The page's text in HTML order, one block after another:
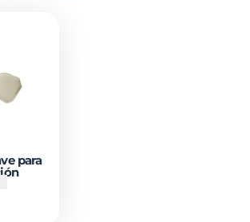
para